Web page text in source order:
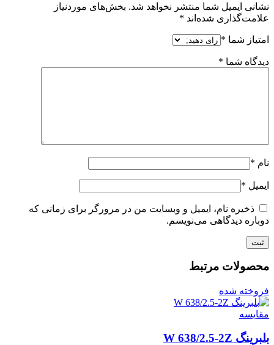
نشانی ایمیل شما منتشر نخواهد شد. بخش‌های موردنیاز
علامت‌گذاری شده‌اند *
امتیاز شما *
دیدگاه شما *
نام *
ایمیل *
ذخیره نام، ایمیل و وبسایت من در مرورگر برای زمانی که
دوباره دیدگاهی می‌نویسم.
محصولات مرتبط
فروخته شده
مقايسه
بلبرینگ W 638/2.5-2Z